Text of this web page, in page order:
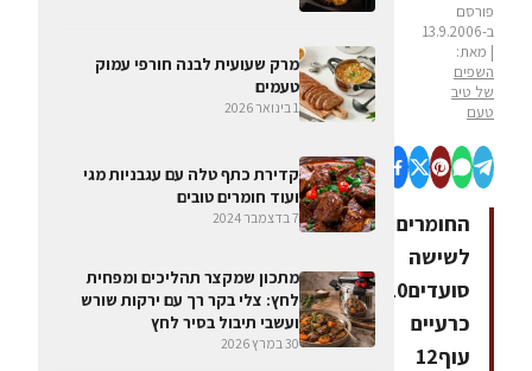
פורסם
ב-13.9.2006
| מאת:
השפים
של טיב
טעם
החומרים
לשישה
סועדים10
כרעיים
עוף12
מרק שעועית לבנה חורפי עמוק
טעמים
1 בינואר 2026
קדירת כתף טלה עם עגבניות מגי
ועוד חומרים טובים
7 בדצמבר 2024
מתכון שמקצר תהליכים ומפחית
לחץ: צלי בקר רך עם ירקות שורש
ועשבי תיבול בסיר לחץ
30 במרץ 2026